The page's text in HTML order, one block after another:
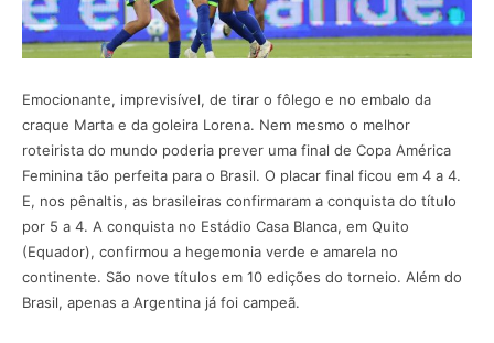
Emocionante, imprevisível, de tirar o fôlego e no embalo da
craque Marta e da goleira Lorena. Nem mesmo o melhor
roteirista do mundo poderia prever uma final de Copa América
Feminina tão perfeita para o Brasil. O placar final ficou em 4 a 4.
E, nos pênaltis, as brasileiras confirmaram a conquista do título
por 5 a 4. A conquista no Estádio Casa Blanca, em Quito
(Equador), confirmou a hegemonia verde e amarela no
continente. São nove títulos em 10 edições do torneio. Além do
Brasil, apenas a Argentina já foi campeã.